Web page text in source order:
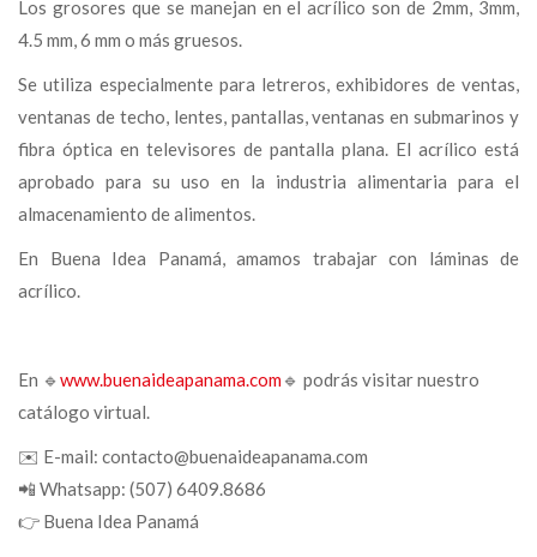
Los grosores que se manejan en el acrílico son de 2mm, 3mm,
4.5 mm, 6 mm o más gruesos.
Se utiliza especialmente para letreros, exhibidores de ventas,
ventanas de techo, lentes, pantallas, ventanas en submarinos y
fibra óptica en televisores de pantalla plana. El acrílico está
aprobado para su uso en la industria alimentaria para el
almacenamiento de alimentos.
En Buena Idea Panamá, amamos trabajar con láminas de
acrílico.
En 🔹www.buenaideapanama.com🔹 podrás visitar nuestro
catálogo virtual.
✉️ E-mail: contacto@buenaideapanama.com
📲 Whatsapp: (507) 6409.8686
👉 Buena Idea Panamá